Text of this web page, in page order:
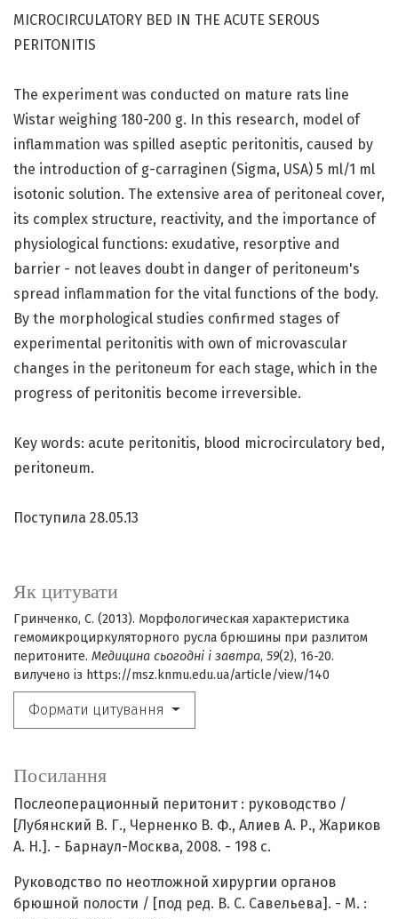
Як цитувати
Гринченко, С. (2013). Морфологическая характеристика
гемомикроциркуляторного русла брюшины при разлитом
перитоните. Медицина сьогодні і завтра, 59(2), 16-20.
вилучено із https://msz.knmu.edu.ua/article/view/140
Формати цитування
MICROCIRCULATORY BED IN THE ACUTE SEROUS
PERITONITIS
The experiment was conducted on mature rats line
Wistar weighing 180-200 g. In this research, model of
inflammation was spilled aseptic peritonitis, caused by
the introduction of g-carraginen (Sigma, USA) 5 ml/1 ml
isotonic solution. The extensive area of peritoneal cover,
its complex structure, reactivity, and the importance of
physiological functions: exudative, resorptive and
barrier - not leaves doubt in danger of peritoneum's
spread inflammation for the vital functions of the body.
By the morphological studies confirmed stages of
experimental peritonitis with own of microvascular
changes in the peritoneum for each stage, which in the
progress of peritonitis become irreversible.
Key words: acute peritonitis, blood microcirculatory bed,
peritoneum.
Поступила 28.05.13
Посилання
Послеоперационный перитонит : руководство /
[Лубянский В. Г., Черненко В. Ф., Алиев А. Р., Жариков
А. Н.]. - Барнаул-Москва, 2008. - 198 с.
Руководство по неотложной хирургии органов
брюшной полости / [под ред. В. С. Савельева]. - М. :